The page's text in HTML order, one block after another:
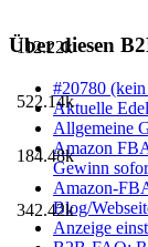
112.22k
522.14k
184.48k
342.42k
Über diesen
#20780
Aktuelle
Allgemeine
Amazon
Gewinn
Amazon-
Blog/
Anzeige